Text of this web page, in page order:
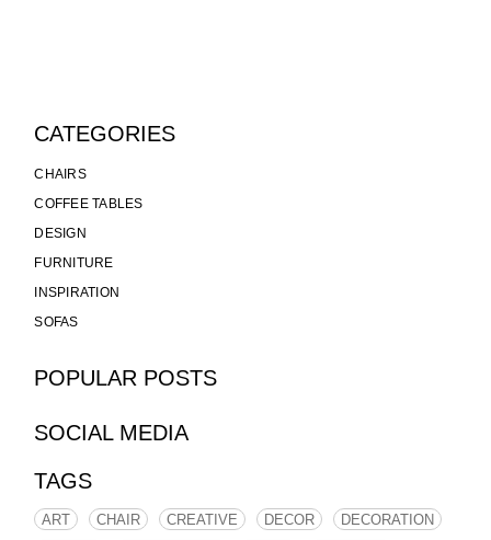
CATEGORIES
CHAIRS
COFFEE TABLES
DESIGN
FURNITURE
INSPIRATION
SOFAS
POPULAR POSTS
SOCIAL MEDIA
TAGS
ART CHAIR CREATIVE DECOR
DECORATION